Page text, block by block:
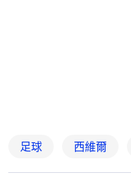
足球 西維爾